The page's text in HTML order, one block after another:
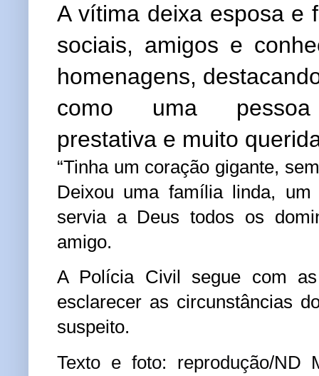
A vítima deixa esposa e
sociais, amigos e
homenagens,
como uma
prestativa e muito
“Tinha um coração gigante,
Deixou uma família linda, um
servia a Deus todos os
amigo.
A Polícia Civil segue com as
esclarecer as circunstâncias
suspeito.
Texto e foto: reprodução/